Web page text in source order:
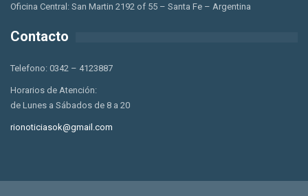
Oficina Central: San Martin 2192 of 55 – Santa Fe – Argentina
Contacto
Telefono: 0342 – 4123887
Horarios de Atención:
de Lunes a Sábados de 8 a 20
rionoticiasok@gmail.com